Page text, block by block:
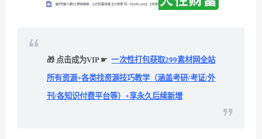
🎁 点击成为VIP ☛ 一次性打包获取299素材网全站
所有资源+各类找资源技巧教学（涵盖考研/考证/外
刊/各知识付费平台等）+享永久后续新增